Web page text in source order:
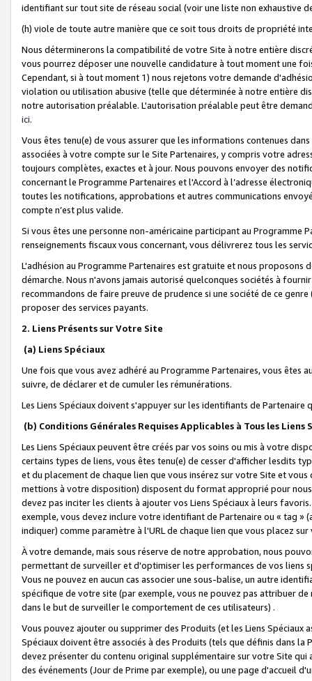
identifiant sur tout site de réseau social (voir une liste non exhaustive
(h) viole de toute autre manière que ce soit tous droits de propriété
Nous déterminerons la compatibilité de votre Site à notre entière
vous pourrez déposer une nouvelle candidature à tout moment une
Cependant, si à tout moment 1) nous rejetons votre demande
violation ou utilisation abusive (telle que déterminée à notre entière
notre autorisation préalable. L'autorisation préalable peut être
ici.
Vous êtes tenu(e) de vous assurer que les informations contenues
associées à votre compte sur le Site Partenaires, y compris votre
toujours complètes, exactes et à jour. Nous pouvons envoyer des
concernant le Programme Partenaires et l'Accord à l’adresse
toutes les notifications, approbations et autres communications
compte n’est plus valide.
Si vous êtes une personne non-américaine participant au
renseignements fiscaux vous concernant, vous délivrerez tous les
L'adhésion au Programme Partenaires est gratuite et nous proposons
démarche. Nous n'avons jamais autorisé quelconques sociétés à
recommandons de faire preuve de prudence si une société de ce
proposer des services payants.
2. Liens Présents sur Votre Site
(a) Liens Spéciaux
Une fois que vous avez adhéré au Programme Partenaires, vous êtes
suivre, de déclarer et de cumuler les rémunérations.
Les Liens Spéciaux doivent s'appuyer sur les identifiants de Partenaire
(b) Conditions Générales Requises Applicables à Tous les Liens
Les Liens Spéciaux peuvent être créés par vos soins ou mis à votre
certains types de liens, vous êtes tenu(e) de cesser d'afficher lesdits
et du placement de chaque lien que vous insérez sur votre Site et
mettions à votre disposition) disposent du format approprié pour
devez pas inciter les clients à ajouter vos Liens Spéciaux à leurs
exemple, vous devez inclure votre identifiant de Partenaire ou « tag
indiquer) comme paramètre à l'URL de chaque lien que vous placez
À votre demande, mais sous réserve de notre approbation, nous
permettant de surveiller et d'optimiser les performances de vos liens
Vous ne pouvez en aucun cas associer une sous-balise, un autre
spécifique de votre site (par exemple, vous ne pouvez pas attribuer
dans le but de surveiller le comportement de ces utilisateurs) .
Vous pouvez ajouter ou supprimer des Produits (et les Liens
Spéciaux doivent être associés à des Produits (tels que définis dans
devez présenter du contenu original supplémentaire sur votre Site qui
des événements (Jour de Prime par exemple), ou une page d'accueil